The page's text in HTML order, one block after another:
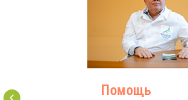
Помощь